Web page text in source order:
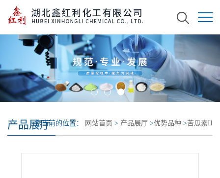
产品展厅您当前的位置： 网站首页 > 产品展厅 >优势品种 >苦瓜素II